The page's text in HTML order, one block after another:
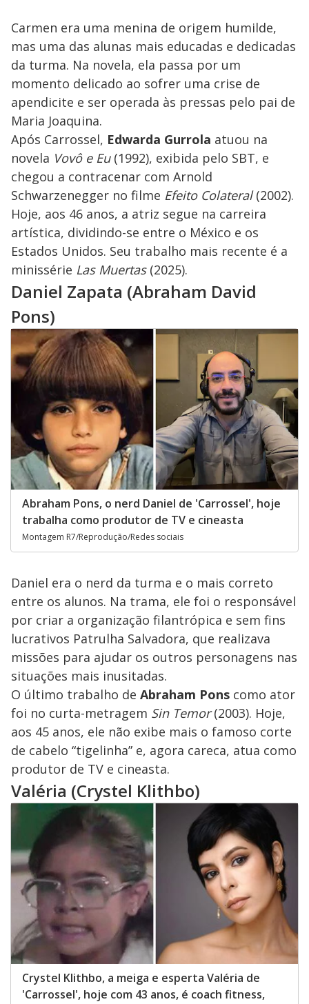
Carmen era uma menina de origem humilde,
mas uma das alunas mais educadas e dedicadas
da turma. Na novela, ela passa por um
momento delicado ao sofrer uma crise de
apendicite e ser operada às pressas pelo pai de
Maria Joaquina.
Após Carrossel, Edwarda Gurrola atuou na
novela Vovô e Eu(1992), exibida pelo SBT, e
chegou a contracenar com Arnold
Schwarzenegger no filme Efeito Colateral(2002).
Hoje, aos 46 anos, a atriz segue na carreira
artística, dividindo-se entre o México e os
Estados Unidos. Seu trabalho mais recente é a
minissérie Las Muertas(2025).
Daniel Zapata (Abraham David
Pons)
Abraham Pons, o nerd Daniel de 'Carrossel', hoje
trabalha como produtor de TV e cineasta
Montagem R7/Reprodução/Redes sociais
Daniel era o nerd da turma e o mais correto
entre os alunos. Na trama, ele foi o responsável
por criar a organização filantrópica e sem fins
lucrativos Patrulha Salvadora, que realizava
missões para ajudar os outros personagens nas
situações mais inusitadas.
O último trabalho de Abraham Pons como ator
foi no curta-metragem Sin Temor(2003). Hoje,
aos 45 anos, ele não exibe mais o famoso corte
de cabelo “tigelinha” e, agora careca, atua como
produtor de TV e cineasta.
Valéria (Crystel Klithbo)
Crystel Klithbo, a meiga e esperta Valéria de
'Carrossel', hoje com 43 anos, é coach fitness,